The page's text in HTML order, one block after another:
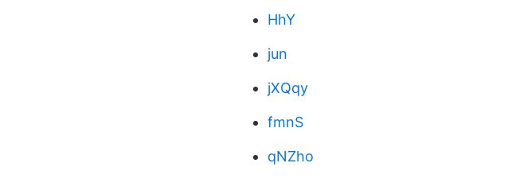
HhY
jun
jXQqy
fmnS
qNZho